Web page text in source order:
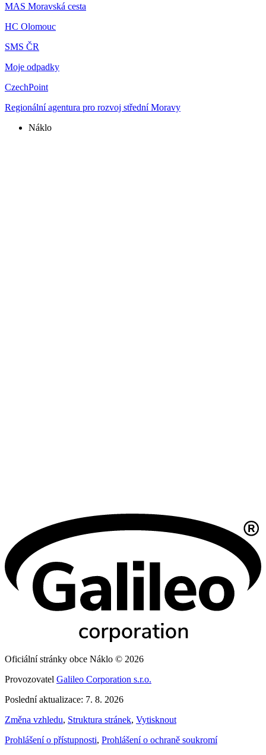
MAS Moravská cesta
HC Olomouc
SMS ČR
Moje odpadky
CzechPoint
Regionální agentura pro rozvoj střední Moravy
Náklo
Oficiální stránky obce Náklo © 2026
Provozovatel Galileo Corporation s.r.o.
Poslední aktualizace: 7. 8. 2026
Změna vzhledu, Struktura stránek, Vytisknout
Prohlášení o přístupnosti, Prohlášení o ochraně soukromí